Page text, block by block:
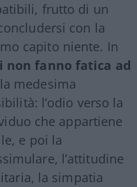
frutto di un
con la
capito niente. In
fanno fatica ad
medesima
l’odio verso la
che appartiene
e poi la
l’attitudine
la simpatia